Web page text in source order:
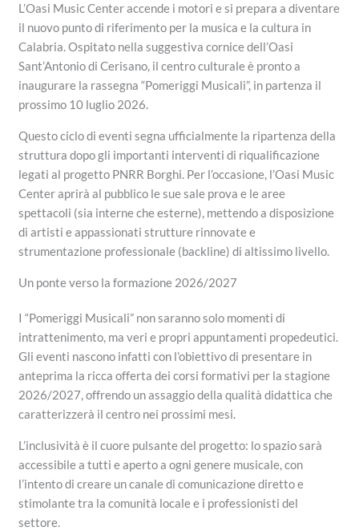
L’Oasi Music Center accende i motori e si prepara a diventare
il nuovo punto di riferimento per la musica e la cultura in
Calabria. Ospitato nella suggestiva cornice dell’Oasi
Sant’Antonio di Cerisano, il centro culturale è pronto a
inaugurare la rassegna “Pomeriggi Musicali”, in partenza il
prossimo 10 luglio 2026.
Questo ciclo di eventi segna ufficialmente la ripartenza della
struttura dopo gli importanti interventi di riqualificazione
legati al progetto PNRR Borghi. Per l’occasione, l’Oasi Music
Center aprirà al pubblico le sue sale prova e le aree
spettacoli (sia interne che esterne), mettendo a disposizione
di artisti e appassionati strutture rinnovate e
strumentazione professionale (backline) di altissimo livello.
Un ponte verso la formazione 2026/2027
I “Pomeriggi Musicali” non saranno solo momenti di
intrattenimento, ma veri e propri appuntamenti propedeutici.
Gli eventi nascono infatti con l’obiettivo di presentare in
anteprima la ricca offerta dei corsi formativi per la stagione
2026/2027, offrendo un assaggio della qualità didattica che
caratterizzerà il centro nei prossimi mesi.
L’inclusività è il cuore pulsante del progetto: lo spazio sarà
accessibile a tutti e aperto a ogni genere musicale, con
l’intento di creare un canale di comunicazione diretto e
stimolante tra la comunità locale e i professionisti del
settore.